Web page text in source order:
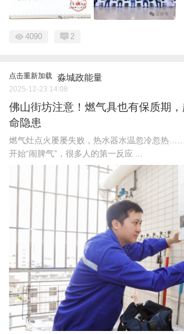
4090 2
点击重新加载 淼城政能量
2025-12-23 14:08
佛山街坊注意！燃气具也有保质期
命隐患
燃气灶点火屡屡失败，热水器水温忽冷忽热
开始“闹脾气”，很多人的第一反应 ...